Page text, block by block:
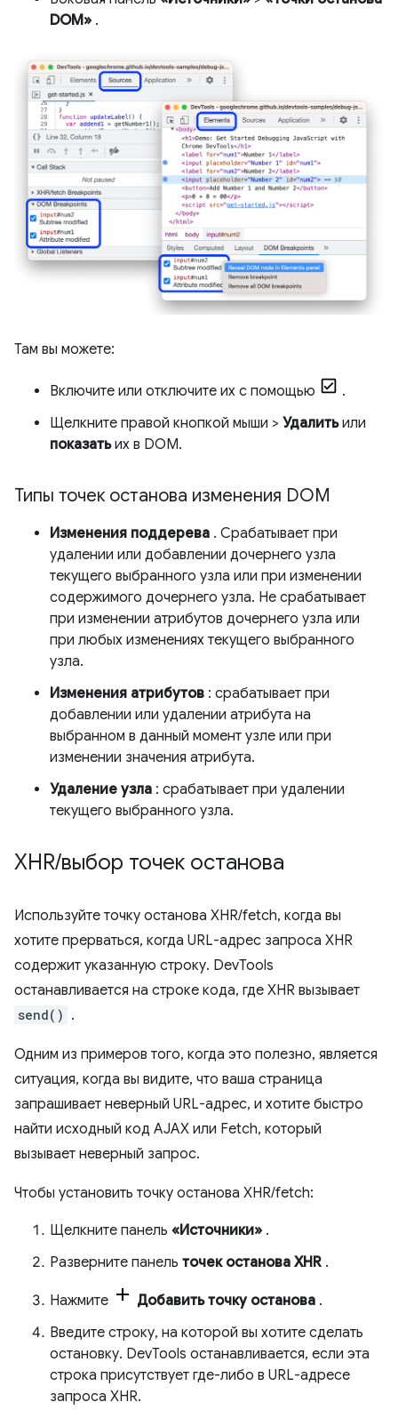
DOM» .
Там вы можете:
Включите или отключите их с помощью
.
Щелкните правой кнопкой мыши > Удалитьили
показатьих в DOM.
Типы точек останова изменения DOM
Изменения поддерева . Срабатывает при
удалении или добавлении дочернего узла
текущего выбранного узла или при изменении
содержимого дочернего узла. Не срабатывает
при изменении атрибутов дочернего узла или
при любых изменениях текущего выбранного
узла.
Изменения атрибутов : срабатывает при
добавлении или удалении атрибута на
выбранном в данный момент узле или при
изменении значения атрибута.
Удаление узла : срабатывает при удалении
текущего выбранного узла.
XHR/выбор точек останова
Используйте точку останова XHR/fetch, когда вы
хотите прерваться, когда URL-адрес запроса XHR
содержит указанную строку. DevTools
останавливается на строке кода, где XHR вызывает
send() .
Одним из примеров того, когда это полезно, является
ситуация, когда вы видите, что ваша страница
запрашивает неверный URL-адрес, и хотите быстро
найти исходный код AJAX или Fetch, который
вызывает неверный запрос.
Чтобы установить точку останова XHR/fetch:
Щелкните панель «Источники» .
Разверните панель точек останова XHR .
Нажмите Добавить точку останова .
Введите строку, на которой вы хотите сделать
остановку. DevTools останавливается, если эта
строка присутствует где-либо в URL-адресе
запроса XHR.